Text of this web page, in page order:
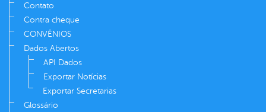
Contato
Contra cheque
CONVÊNIOS
Dados Abertos
API Dados
Exportar Notícias
Exportar Secretarias
Glossário